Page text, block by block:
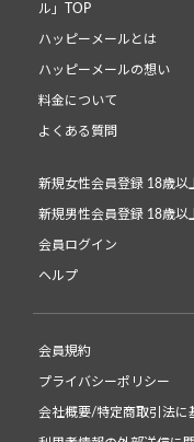
ル」TOP
ハッピーメールとは
ハッピーメールの想い
料金について
よくある質問
新規女性会員登録 18歳以
新規男性会員登録 18歳以
会員ログイン
ヘルプ
会員規約
プライバシーポリシー
会社概要/特定商取引法に